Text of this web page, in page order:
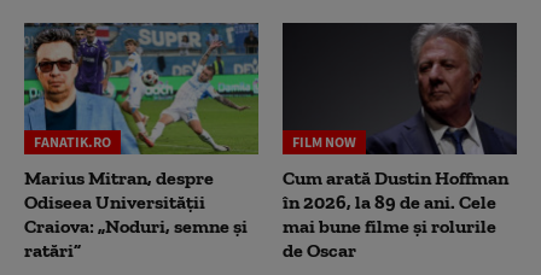
FANATIK.RO
Marius Mitran, despre
Odiseea Universității
Craiova: „Noduri, semne și
ratări”
FILM NOW
Cum arată Dustin Hoffman
în 2026, la 89 de ani. Cele
mai bune filme și rolurile
de Oscar